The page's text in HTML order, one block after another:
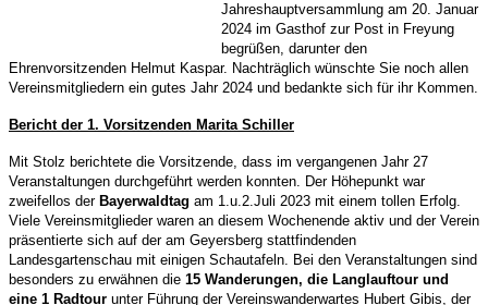
Jahreshauptversammlung am 20. Januar
2024 im Gasthof zur Post in Freyung
begrüßen, darunter den
Ehrenvorsitzenden Helmut Kaspar. Nachträglich wünschte Sie noch allen
Vereinsmitgliedern ein gutes Jahr 2024 und bedankte sich für ihr Kommen.
Bericht der 1. Vorsitzenden Marita Schiller
Mit Stolz berichtete die Vorsitzende, dass im vergangenen Jahr 27
Veranstaltungen durchgeführt werden konnten. Der Höhepunkt war
zweifellos der Bayerwaldtag am 1.u.2.Juli 2023 mit einem tollen Erfolg.
Viele Vereinsmitglieder waren an diesem Wochenende aktiv und der Verein
präsentierte sich auf der am Geyersberg stattfindenden
Landesgartenschau mit einigen Schautafeln. Bei den Veranstaltungen sind
besonders zu erwähnen die 15 Wanderungen, die Langlauftour und
eine 1 Radtour unter Führung der Vereinswanderwartes Hubert Gibis, der